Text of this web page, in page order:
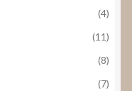
(4)
(11)
(8)
(7)